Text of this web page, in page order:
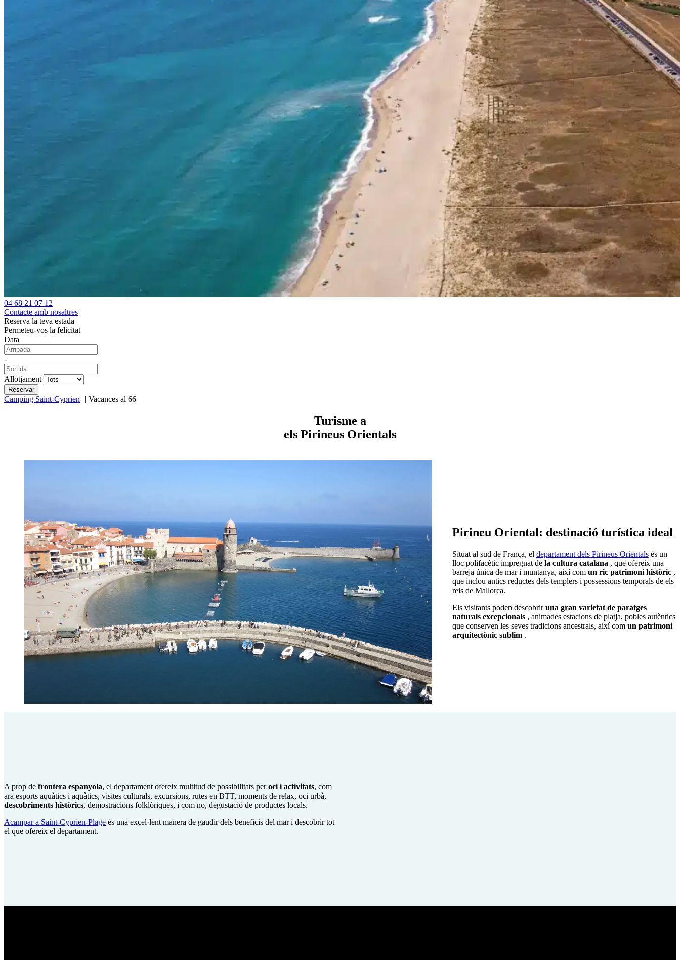
04 68 21 07 12
Contacte amb nosaltres
Reserva la teva estada
Permeteu-vos la felicitat
Data
-
Allotjament
Camping Saint-Cyprien Vacances al 66
Turisme a
els Pirineus Orientals
Pirineu Oriental: destinació turística ideal
Situat al sud de França, el departament dels Pirineus Orientalsés un
lloc polifacètic impregnat de la cultura catalana , que ofereix una
barreja única de mar i muntanya, així com un ric patrimoni històric,
que inclou antics reductes dels templers i possessions temporals de els
reis de Mallorca.
Els visitants poden descobriruna gran varietat de paratges
naturals excepcionals, animades estacions de platja, pobles autèntics
que conserven les seves tradicions ancestrals, així com un patrimoni
arquitectònic sublim.
A prop de frontera espanyola, el departament ofereix multitud de possibilitats peroci i activitats, com
ara esports aquàtics i aquàtics, visites culturals, excursions, rutes en BTT, moments de relax, oci urbà,
descobriments històrics, demostracions folklòriques, i com no, degustació de productes locals.
Acampar a Saint-Cyprien-Plage és una excel·lent manera de gaudir dels beneficis del mar i descobrir tot
el que ofereix el departament.